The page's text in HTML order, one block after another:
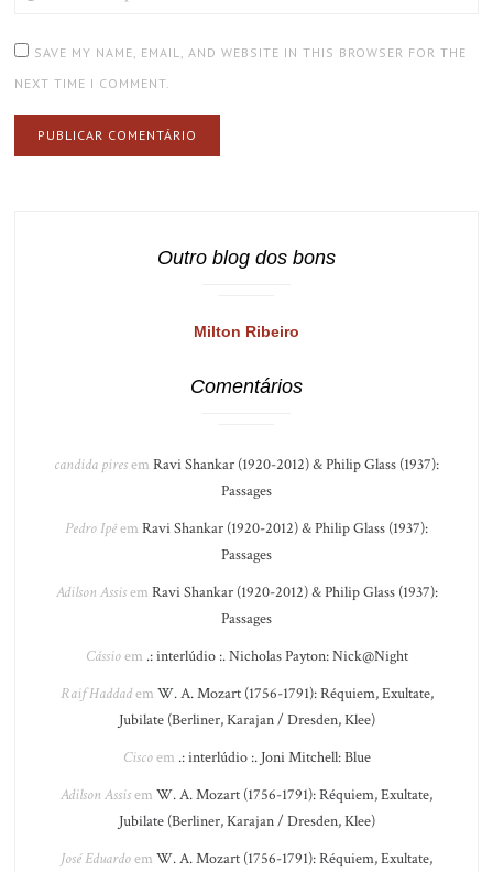
SAVE MY NAME, EMAIL, AND WEBSITE IN THIS BROWSER FOR THE
NEXT TIME I COMMENT.
Outro blog dos bons
Milton Ribeiro
Comentários
candida piresem Ravi Shankar (1920-2012) & Philip Glass (1937):
Passages
Pedro Ipêem Ravi Shankar (1920-2012) & Philip Glass (1937):
Passages
Adilson Assisem Ravi Shankar (1920-2012) & Philip Glass (1937):
Passages
Cássioem .: interlúdio :. Nicholas Payton: Nick@Night
Raif Haddadem W. A. Mozart (1756-1791): Réquiem, Exultate,
Jubilate (Berliner, Karajan / Dresden, Klee)
Ciscoem .: interlúdio :. Joni Mitchell: Blue
Adilson Assisem W. A. Mozart (1756-1791): Réquiem, Exultate,
Jubilate (Berliner, Karajan / Dresden, Klee)
José Eduardoem W. A. Mozart (1756-1791): Réquiem, Exultate,